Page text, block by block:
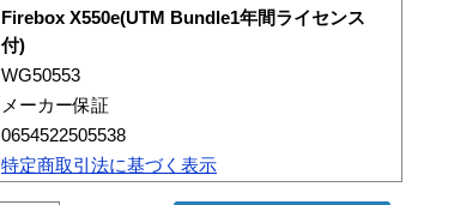
Firebox X550e(UTM Bundle1年間ライセンス
付)
WG50553
メーカー保証
0654522505538
特定商取引法に基づく表示